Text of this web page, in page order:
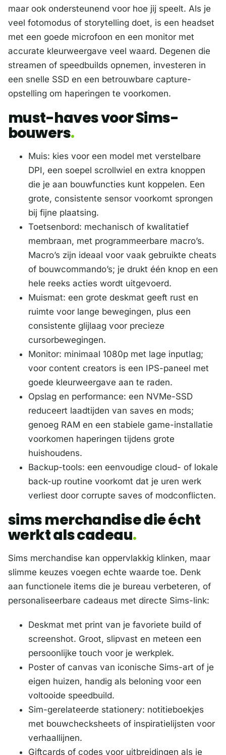
maar ook ondersteunend voor hoe jij speelt. Als je
veel fotomodus of storytelling doet, is een headset
met een goede microfoon en een monitor met
accurate kleurweergave veel waard. Degenen die
streamen of speedbuilds opnemen, investeren in
een snelle SSD en een betrouwbare capture-
opstelling om haperingen te voorkomen.
must-haves voor Sims-
bouwers
Muis: kies voor een model met verstelbare
DPI, een soepel scrollwiel en extra knoppen
die je aan bouwfuncties kunt koppelen. Een
grote, consistente sensor voorkomt sprongen
bij fijne plaatsing.
Toetsenbord: mechanisch of kwalitatief
membraan, met programmeerbare macro’s.
Macro’s zijn ideaal voor vaak gebruikte cheats
of bouwcommando’s; je drukt één knop en een
hele reeks acties wordt uitgevoerd.
Muismat: een grote deskmat geeft rust en
ruimte voor lange bewegingen, plus een
consistente glijlaag voor precieze
cursorbewegingen.
Monitor: minimaal 1080p met lage inputlag;
voor content creators is een IPS-paneel met
goede kleurweergave aan te raden.
Opslag en performance: een NVMe-SSD
reduceert laadtijden van saves en mods;
genoeg RAM en een stabiele game-installatie
voorkomen haperingen tijdens grote
huishoudens.
Backup-tools: een eenvoudige cloud- of lokale
back-up routine voorkomt dat je uren werk
verliest door corrupte saves of modconflicten.
sims merchandise die écht
werkt als cadeau
Sims merchandise kan oppervlakkig klinken, maar
slimme keuzes voegen echte waarde toe. Denk
aan functionele items die je bureau verbeteren, of
personaliseerbare cadeaus met directe Sims-link:
Deskmat met print van je favoriete build of
screenshot. Groot, slipvast en meteen een
persoonlijke touch voor je werkplek.
Poster of canvas van iconische Sims-art of je
eigen huizen, handig als beloning voor een
voltooide speedbuild.
Sim-gerelateerde stationery: notitieboekjes
met bouwchecksheets of inspiratielijsten voor
verhaallijnen.
Giftcards of codes voor uitbreidingen als je